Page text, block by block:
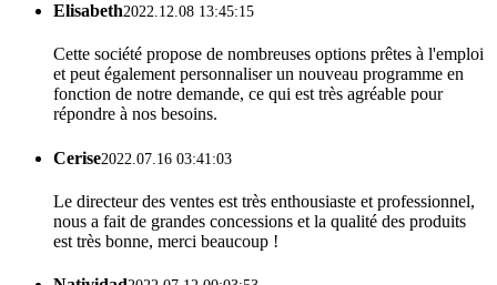
Elisabeth2022.12.08 13:45:15
Cette société propose de nombreuses options prêtes à l'emploi
et peut également personnaliser un nouveau programme en
fonction de notre demande, ce qui est très agréable pour
répondre à nos besoins.
Cerise2022.07.16 03:41:03
Le directeur des ventes est très enthousiaste et professionnel,
nous a fait de grandes concessions et la qualité des produits
est très bonne, merci beaucoup !